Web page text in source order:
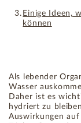
Einige Ideen,
können
Als lebender
Wasser
Daher ist es
hydriert zu
Auswirkungen auf